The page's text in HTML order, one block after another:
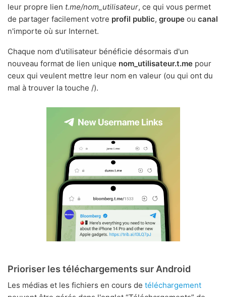
leur propre lien t.me/nom_utilisateur, ce qui vous permet
de partager facilement votre profil public, groupe ou canal
n'importe où sur Internet.
Chaque nom d'utilisateur bénéficie désormais d'un
nouveau format de lien unique nom_utilisateur.t.me pour
ceux qui veulent mettre leur nom en valeur (ou qui ont du
mal à trouver la touche /).
Prioriser les téléchargements sur Android
Les médias et les fichiers en cours de téléchargement